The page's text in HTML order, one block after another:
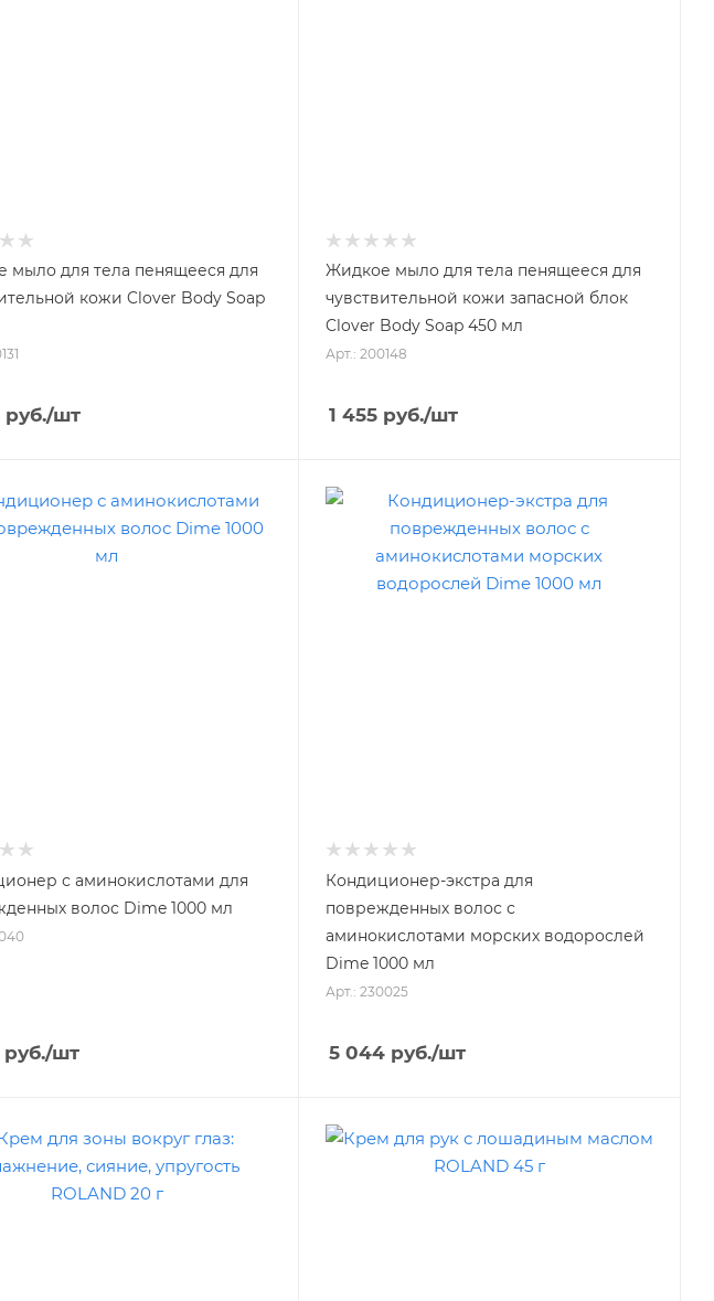
мыло для тела пенящееся для
кожи Clover Body Soap
руб./шт
Жидкое мыло для тела пенящееся для
чувствительной кожи запасной блок
Clover Body Soap 450 мл
Арт.: 200148
1 455руб./шт
с аминокислотами для
волос Dime 1000 мл
руб./шт
Кондиционер-экстра для
поврежденных волос с
аминокислотами морских водорослей
Dime 1000 мл
Арт.: 230025
5 044руб./шт